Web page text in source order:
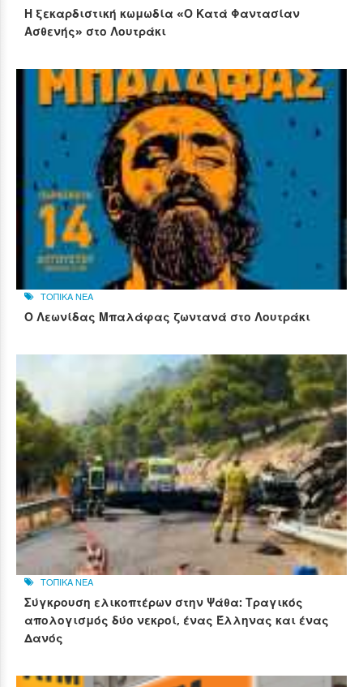
Η ξεκαρδιστική κωμωδία «Ο Κατά Φαντασίαν
Ασθενής» στο Λουτράκι
ΤΟΠΙΚΑ ΝΕΑ
Ο Λεωνίδας Μπαλάφας ζωντανά στο Λουτράκι
ΤΟΠΙΚΑ ΝΕΑ
Σύγκρουση ελικοπτέρων στην Ψάθα: Τραγικός
απολογισμός δύο νεκροί, ένας Έλληνας και ένας
Δανός